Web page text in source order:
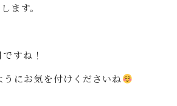
ます。
すね！
うにお気を付けくださいね